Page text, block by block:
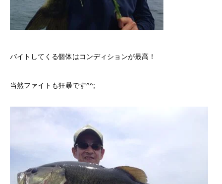
バイトしてくる個体はコンディションが最高！
当然ファイトも狂暴です^^;